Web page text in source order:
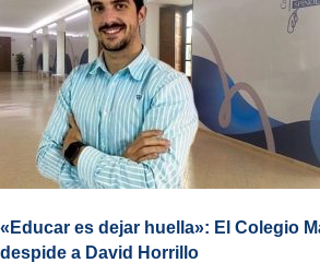
«Educar es dejar huella»: El Colegio
despide a David Horrillo